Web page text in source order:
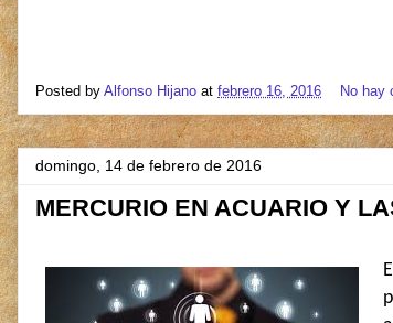
Posted by Alfonso Hijano at febrero 16, 2016 No hay
domingo, 14 de febrero de 2016
MERCURIO EN ACUARIO Y